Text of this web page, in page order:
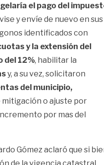
el pago del
y envíe de nuevo en sus
identificados con
y la extensión del
del 12%, habilitar la
y, a su vez, solicitaron
del municipio,
o ajuste por
por mas del
Gómez aclaró que si